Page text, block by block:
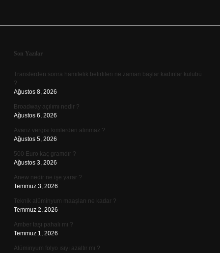
Sidebar
Son Yazılar
Transferden sonra hamilelik belirtileri ne zaman başlar kadınlar kulübü
?
Ağustos 8, 2026
Broadway açılımı nedir ?
Ağustos 6, 2026
Avarız vergisi kimlerden alınmaz ?
Ağustos 5, 2026
500 Euro kaç gramdır ?
Ağustos 3, 2026
Anew nedir ne işe yarar ?
Temmuz 3, 2026
Teknik alüminyum maaşları ne kadar ?
Temmuz 2, 2026
Amber taşı pahalı mı ?
Temmuz 1, 2026
Alüminyum folyo ısıyı azaltır mı ?